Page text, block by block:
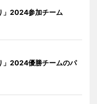
」2024参加チーム
」2024優勝チームのパ